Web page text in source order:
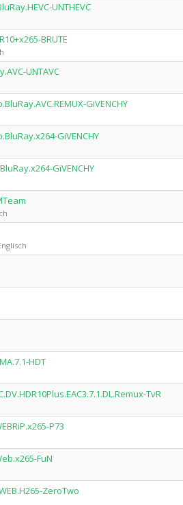
UNTHEVC
BRUTE
UNTAVC
GiVENCHY
GiVENCHY
GiVENCHY
HDT
TvR
P73
FuN
ZeroTwo